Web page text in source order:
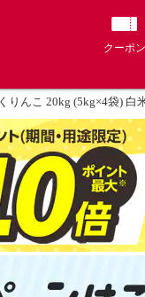
クーポン
りんこ 20kg (5kg×4袋)